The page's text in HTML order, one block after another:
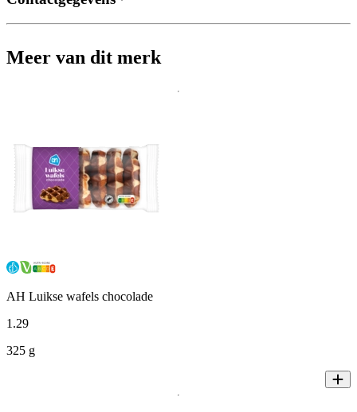
Meer van dit merk
AH Luikse wafels chocolade
1 .29
325 g